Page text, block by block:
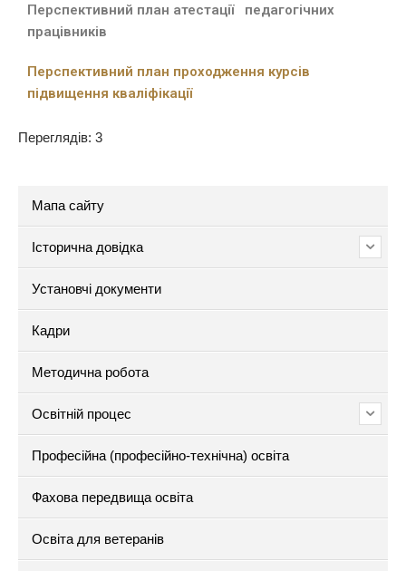
Перспективний план атестації педагогічних
працівників
Перспективний план проходження курсів
підвищення кваліфікації
Переглядів: 3
Мапа сайту
Історична довідка
Установчі документи
Кадри
Методична робота
Освітній процес
Професійна (професійно-технічна) освіта
Фахова передвища освіта
Освіта для ветеранів